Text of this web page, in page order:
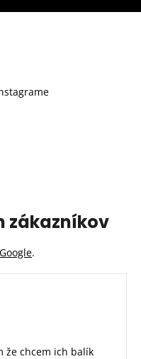
zákazníkov
Google.
že chcem ich balík